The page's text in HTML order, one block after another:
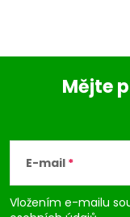
p
Mějte
E-mail
Vložením e-mailu